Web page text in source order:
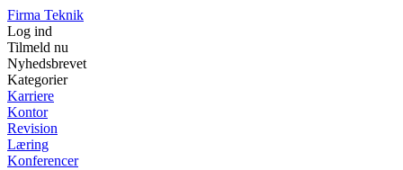
Firma Teknik
Log ind
Tilmeld nu
Nyhedsbrevet
Kategorier
Karriere
Kontor
Revision
Læring
Konferencer